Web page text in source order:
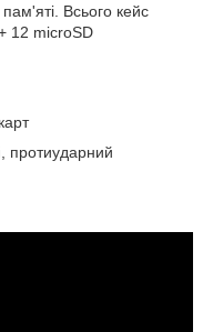
Всього кейс
12 microSD
протиударний